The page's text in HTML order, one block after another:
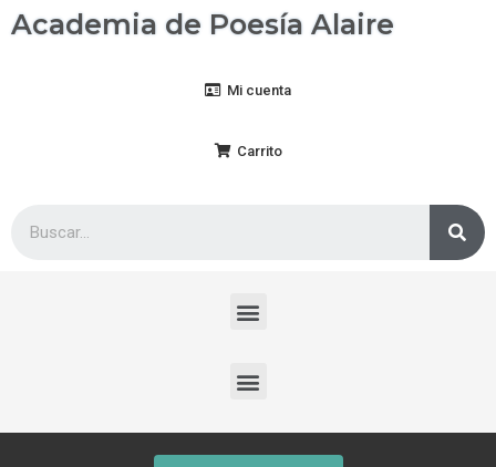
Academia de Poesía Alaire
Mi cuenta
Carrito